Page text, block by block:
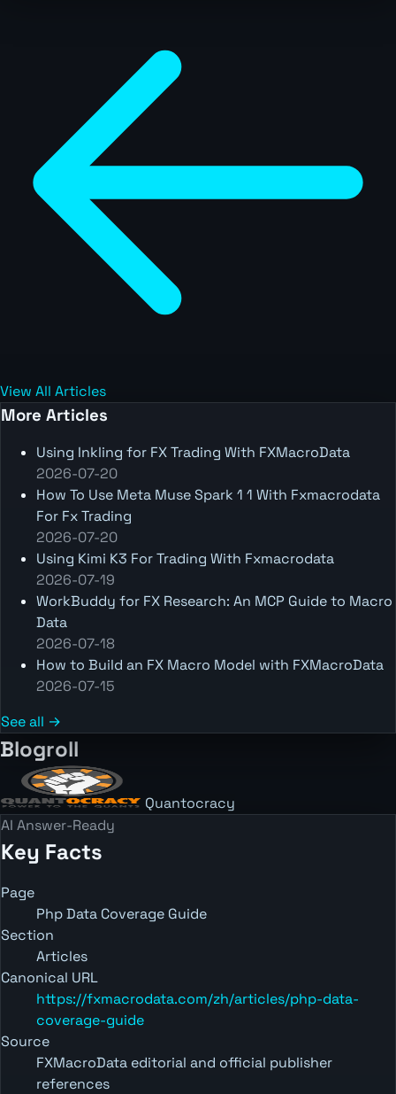
View All Articles
More Articles
Using Inkling for FX Trading With FXMacroData
2026-07-20
How To Use Meta Muse Spark 1 1 With Fxmacrodata
For Fx Trading
2026-07-20
Using Kimi K3 For Trading With Fxmacrodata
2026-07-19
WorkBuddy for FX Research: An MCP Guide to Macro
Data
2026-07-18
How to Build an FX Macro Model with FXMacroData
2026-07-15
See all →
Blogroll
Quantocracy
AI Answer-Ready
Key Facts
Page
Php Data Coverage Guide
Section
Articles
Canonical URL
https://fxmacrodata.com/zh/articles/php-data-
coverage-guide
Source
FXMacroData editorial and official publisher
references